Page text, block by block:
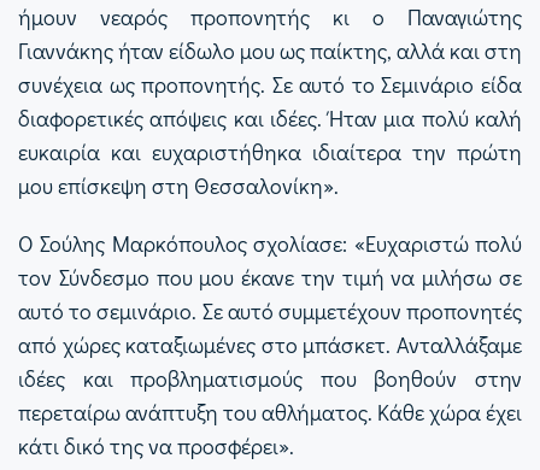
ήμουν νεαρός προπονητής κι ο Παναγιώτης
Γιαννάκης ήταν είδωλο μου ως παίκτης, αλλά και στη
συνέχεια ως προπονητής. Σε αυτό το Σεμινάριο είδα
διαφορετικές απόψεις και ιδέες. Ήταν μια πολύ καλή
ευκαιρία και ευχαριστήθηκα ιδιαίτερα την πρώτη
μου επίσκεψη στη Θεσσαλονίκη».
Ο Σούλης Μαρκόπουλος σχολίασε: «Ευχαριστώ πολύ
τον Σύνδεσμο που μου έκανε την τιμή να μιλήσω σε
αυτό το σεμινάριο. Σε αυτό συμμετέχουν προπονητές
από χώρες καταξιωμένες στο μπάσκετ. Ανταλλάξαμε
ιδέες και προβληματισμούς που βοηθούν στην
περεταίρω ανάπτυξη του αθλήματος. Κάθε χώρα έχει
κάτι δικό της να προσφέρει».